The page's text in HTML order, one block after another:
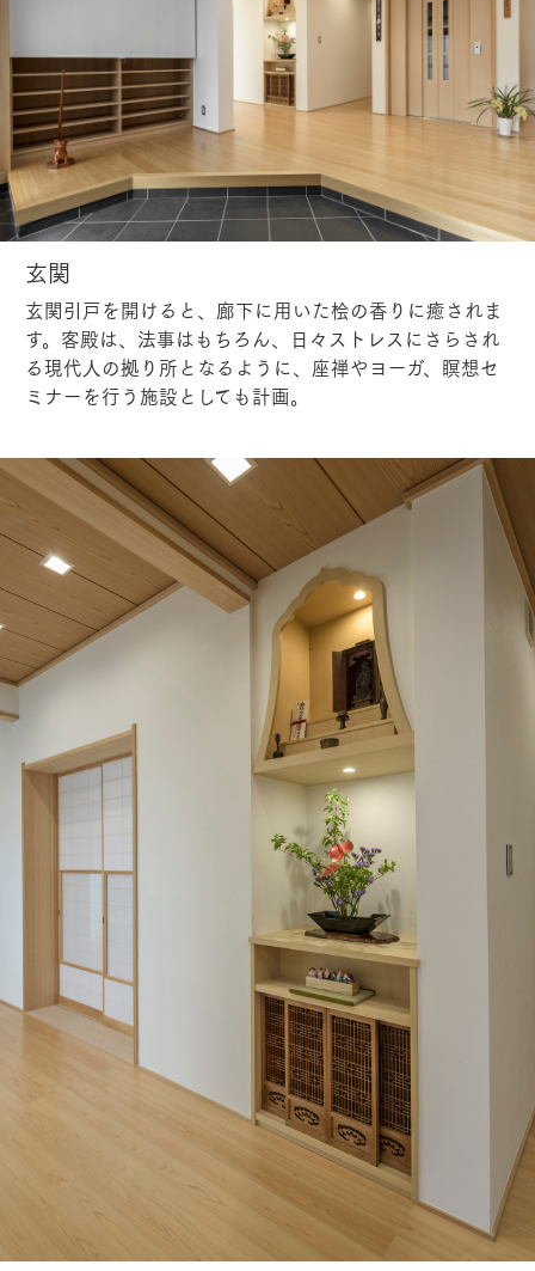
玄関
玄関引戸を開けると、廊下に用いた桧の香りに癒されま
す。客殿は、法事はもちろん、日々ストレスにさらされ
る現代人の拠り所となるように、座禅やヨーガ、瞑想セ
ミナーを行う施設としても計画。